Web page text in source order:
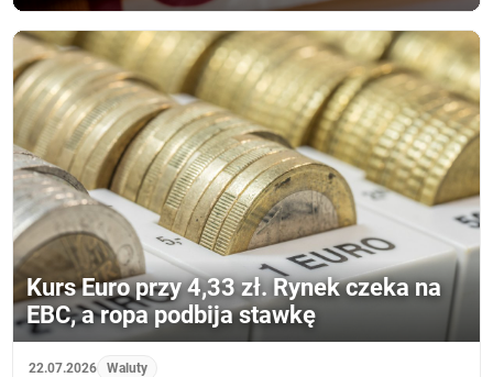
Kurs Euro przy 4,33 zł. Rynek czeka na
EBC, a ropa podbija stawkę
22.07.2026 Waluty